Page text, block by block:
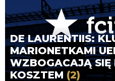
DE LAURENTIIS:
MARIONETKAMI
WZBOGACAJĄ SIĘ
KOSZTEM (2)